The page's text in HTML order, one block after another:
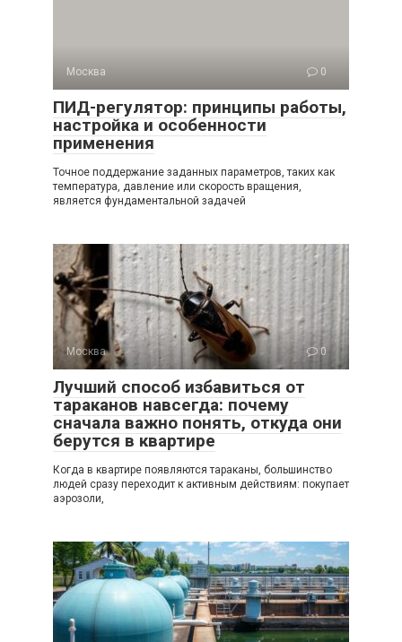
Москва 0
ПИД-регулятор: принципы работы,
настройка и особенности
применения
Точное поддержание заданных параметров, таких как
температура, давление или скорость вращения,
является фундаментальной задачей
Москва 0
Лучший способ избавиться от
тараканов навсегда: почему
сначала важно понять, откуда они
берутся в квартире
Когда в квартире появляются тараканы, большинство
людей сразу переходит к активным действиям: покупает
аэрозоли,